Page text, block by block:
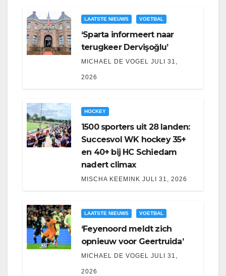
LAATSTE NIEUWS VOETBAL
‘Sparta informeert naar
terugkeer Dervişoğlu’
MICHAEL DE VOGEL JULI 31,
2026
HOCKEY
1500 sporters uit 28 landen:
Succesvol WK hockey 35+
en 40+ bij HC Schiedam
nadert climax
MISCHA KEEMINK JULI 31, 2026
LAATSTE NIEUWS VOETBAL
‘Feyenoord meldt zich
opnieuw voor Geertruida’
MICHAEL DE VOGEL JULI 31,
2026